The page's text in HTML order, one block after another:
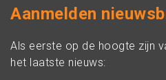
Aanmelden
Als eerste op de hoogte zijn
het laatste nieuws: